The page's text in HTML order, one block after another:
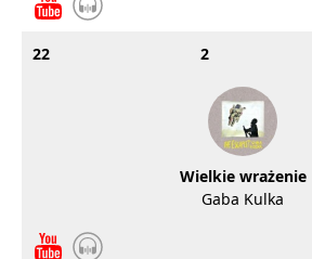
22 2
Wielkie wrażenie
Gaba Kulka